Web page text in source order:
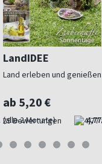
LandIDEE
Land erleben und genießen
ab 5,20 €
(alle 2 Monate) 4,77